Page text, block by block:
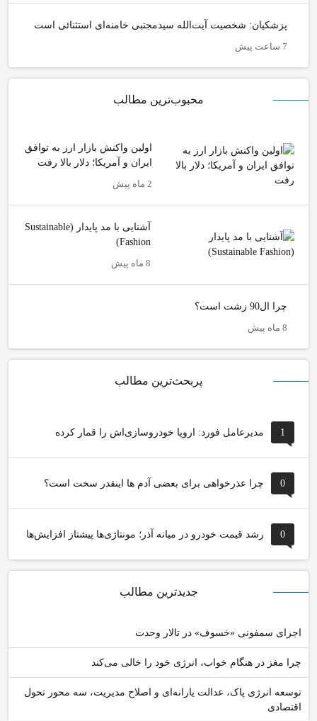
پزشکیان: شخصیت آیت‌الله سیدمجتبی خامنه‌ای استثنائی است
7 ساعت پیش
محبوب‌ترین مطالب
اولین واکنش بازار ارز به توافق
ایران و آمریکا؛ دلار بالا رفت
2 ماه پیش
آشنایی با مد پایدار (Sustainable
Fashion)
8 ماه پیش
چرا ال90 زشت است؟
8 ماه پیش
پربحث‌ترین مطالب
1 مدیرعامل فورد: اروپا خودروسازی‌اش را قمار کرده
0 چرا عذرخواهی برای بعضی آدم ها اینقدر سخت است؟
0 رشد قیمت خودرو در میانه آذر؛ مونتاژی‌ها پیشتاز افزایش‌ها
جدیدترین مطالب
اجرای سمفونی «خسوف» در تالار وحدت
چرا مغز در هنگام خواب، انرژی خود را خالی می‌کند
توسعه انرژی پاک، عدالت یارانه‌ای و اصلاح مدیریت، سه محور تحول
اقتصادی